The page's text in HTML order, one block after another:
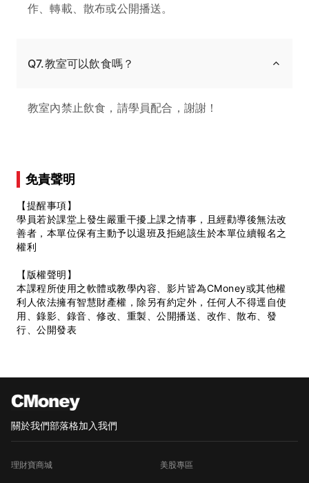
作、轉載、散布或公開播送。
Q7.教室可以飲食嗎？
教室內禁止飲食，請學員配合，謝謝！
免責聲明
【提醒事項】
學員若於課堂上發生嚴重干擾上課之情事，且經勸導後無法改
善者，本單位保有主動予以退班及拒絕該生於本單位續報名之
權利
【版權聲明】
本課程所使用之軟體或教學內容、影片皆為CMoney或其他權
利人依法擁有智慧財產權，除另有約定外，任何人不得逕自使
用、錄影、錄音、修改、重製、公開播送、改作、散布、發
行、公開發表
關於我們部落格加入我們
理財寶商城 美股專區